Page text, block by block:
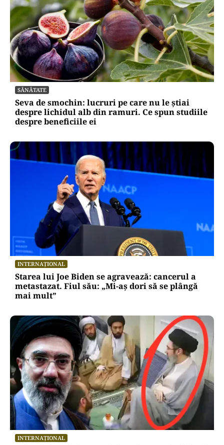
SĂNĂTATE
Seva de smochin: lucruri pe care nu le știai
despre lichidul alb din ramuri. Ce spun studiile
despre beneficiile ei
INTERNAȚIONAL
Starea lui Joe Biden se agravează: cancerul a
metastazat. Fiul său: „Mi-aș dori să se plângă
mai mult”
INTERNAȚIONAL